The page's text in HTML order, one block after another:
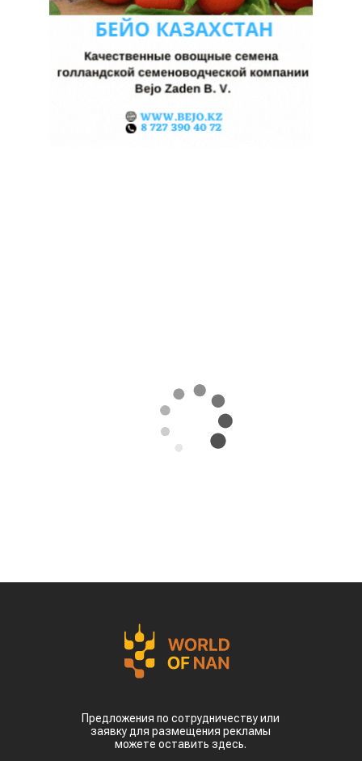
Поделиться
Казахстан может освоить производство
министра Олжаса Бектенова с основателем
гонконгской компании Full Vision Capital
доктором Питером Ли.
устойчивого авиационного топлива. Для этого
планируется использовать
сельскохозяйственное сырье, которое будет